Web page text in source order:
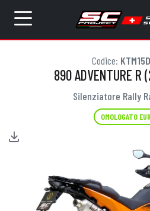
Codice:
890 ADVENTURE
Silenziatore Rally
OMOLOGATO